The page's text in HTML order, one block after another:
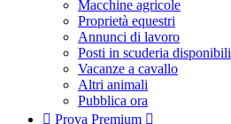
Macchine agricole
Proprietà equestri
Annunci di lavoro
Posti in scuderia disponibili
Vacanze a cavallo
Altri animali
Pubblica ora
 Prova Premium 